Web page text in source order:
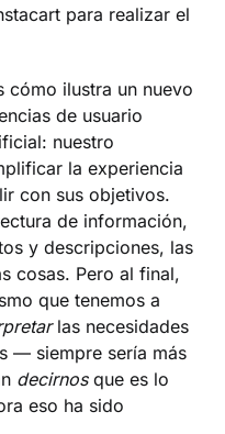
para realizar el
cómo ilustra un nuevo
de usuario
nuestro
la experiencia
con sus objetivos.
de información,
y descripciones, las
cosas. Pero al final,
que tenemos a
las necesidades
— siempre sería más
decirnosque es lo
eso ha sido